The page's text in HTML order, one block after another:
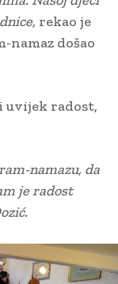
rekao je
namaz došao
uvijek radost,
namazu, da
je radost